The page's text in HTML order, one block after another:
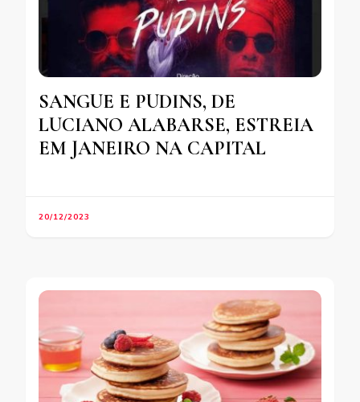
SANGUE E PUDINS, DE
LUCIANO ALABARSE, ESTREIA
EM JANEIRO NA CAPITAL
20/12/2023